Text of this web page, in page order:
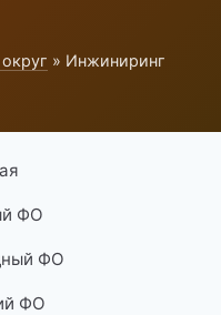
» Инжиниринг
ФО
ФО
ФО